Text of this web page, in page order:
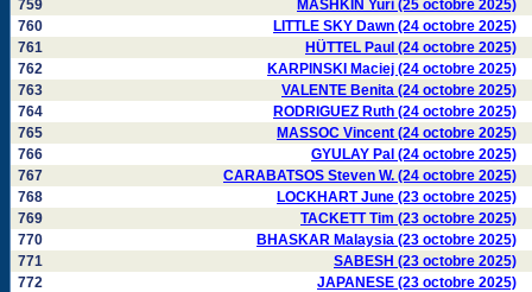
759
MASHKIN Yuri (25 octobre 2025)
760
LITTLE SKY Dawn (24 octobre 2025)
761
HÜTTEL Paul (24 octobre 2025)
762
KARPINSKI Maciej (24 octobre 2025)
763
VALENTE Benita (24 octobre 2025)
764
RODRIGUEZ Ruth (24 octobre 2025)
765
MASSOC Vincent (24 octobre 2025)
766
GYULAY Pal (24 octobre 2025)
767
CARABATSOS Steven W. (24 octobre 2025)
768
LOCKHART June (23 octobre 2025)
769
TACKETT Tim (23 octobre 2025)
770
BHASKAR Malaysia (23 octobre 2025)
771
SABESH (23 octobre 2025)
772
JAPANESE (23 octobre 2025)